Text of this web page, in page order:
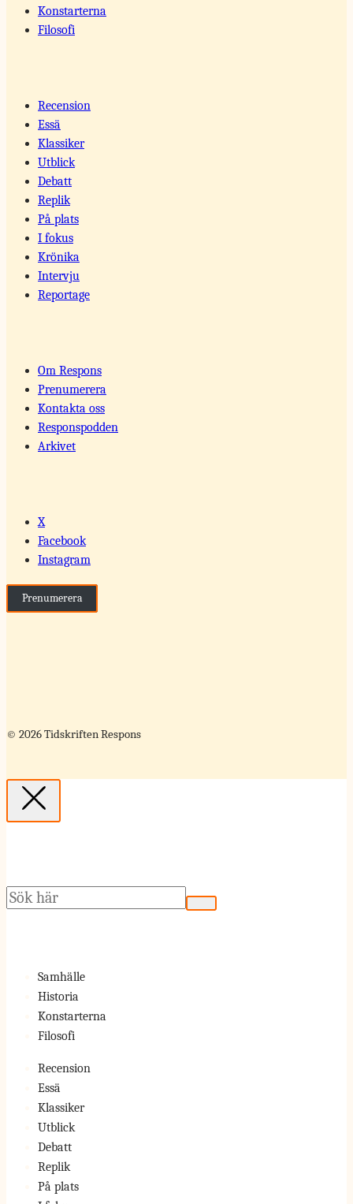
Konstarterna
Filosofi
Recension
Essä
Klassiker
Utblick
Debatt
Replik
På plats
I fokus
Krönika
Intervju
Reportage
Om Respons
Prenumerera
Kontakta oss
Responspodden
Arkivet
X
Facebook
Instagram
Prenumerera
© 2026 Tidskriften Respons
Sök
Samhälle
Historia
Konstarterna
Filosofi
Recension
Essä
Klassiker
Utblick
Debatt
Replik
På plats